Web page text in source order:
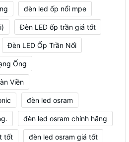
đèn led ốp nổi mpe
Đèn LED ốp trần giá tốt
Đèn LED Ốp Trần Nổi
Ống
Viền
đèn led osram
đèn led osram chính hãng
tốt đèn led osram giá tốt